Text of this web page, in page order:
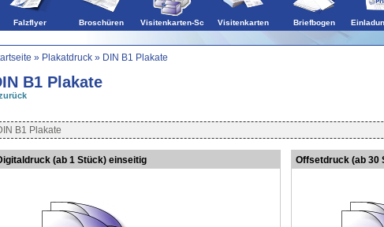
Falzflyer Broschüren Visitenkarten-Sc Visitenkarten Briefbogen
» Plakatdruck » DIN B1 Plakate
B1 Plakate
B1 Plakate
(ab 1 Stück) einseitig Offsetdruck (ab 30